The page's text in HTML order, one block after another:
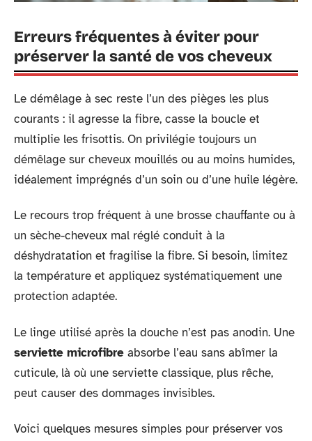
Erreurs fréquentes à éviter pour
préserver la santé de vos cheveux
Le démêlage à sec reste l’un des pièges les plus
courants : il agresse la fibre, casse la boucle et
multiplie les frisottis. On privilégie toujours un
démêlage sur cheveux mouillés ou au moins humides,
idéalement imprégnés d’un soin ou d’une huile légère.
Le recours trop fréquent à une brosse chauffante ou à
un sèche-cheveux mal réglé conduit à la
déshydratation et fragilise la fibre. Si besoin, limitez
la température et appliquez systématiquement une
protection adaptée.
Le linge utilisé après la douche n’est pas anodin. Une
serviette microfibre absorbe l’eau sans abîmer la
cuticule, là où une serviette classique, plus rêche,
peut causer des dommages invisibles.
Voici quelques mesures simples pour préserver vos